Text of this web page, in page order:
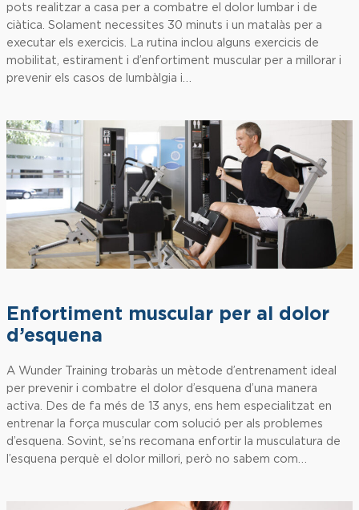
pots realitzar a casa per a combatre el dolor lumbar i de
ciàtica. Solament necessites 30 minuts i un matalàs per a
executar els exercicis. La rutina inclou alguns exercicis de
mobilitat, estirament i d’enfortiment muscular per a millorar i
prevenir els casos de lumbàlgia i…
Enfortiment muscular per al dolor
d’esquena
A Wunder Training trobaràs un mètode d’entrenament ideal
per prevenir i combatre el dolor d’esquena d’una manera
activa. Des de fa més de 13 anys, ens hem especialitzat en
entrenar la força muscular com solució per als problemes
d’esquena. Sovint, se’ns recomana enfortir la musculatura de
l’esquena perquè el dolor millori, però no sabem com…